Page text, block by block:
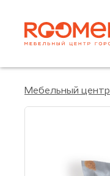
Мебельный центр